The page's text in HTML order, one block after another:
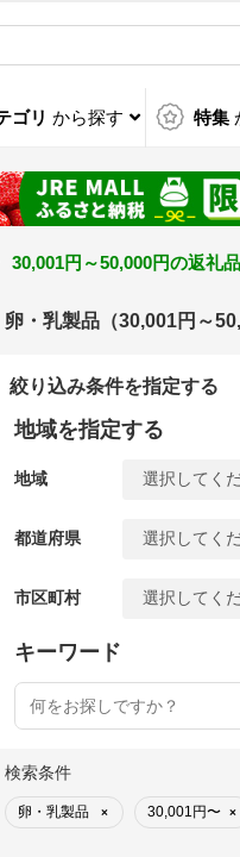
ゴリ から探す 特集
30,001円～50,000円の返礼
卵・乳製品（30,001円～
絞り込み条件を指定する
地域を指定する
地域
都道府県
市区町村
キーワード
検索条件
卵・乳製品 × 30,001円〜 ×